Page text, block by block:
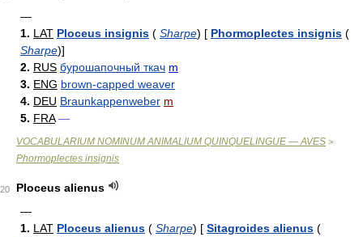
—
1. LAT Ploceus insignis ( Sharpe) [ Phormoplectes insignis (
Sharpe)]
2. RUS бурошапочный ткач m
3. ENG brown-capped weaver
4. DEU Braunkappenweber m
5. FRA —
VOCABULARIUM NOMINUM ANIMALIUM QUINQUELINGUE — AVES >
Phormoplectes insignis
20
Ploceus alienus
—
1. LAT Ploceus alienus ( Sharpe) [ Sitagroides alienus (